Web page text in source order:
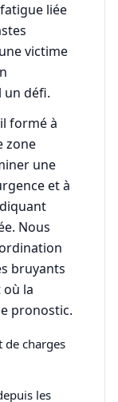
liée
victime
un défi.
formé à
zone
une
et à
Nous
bruyants
où la
pronostic.
de charges
les